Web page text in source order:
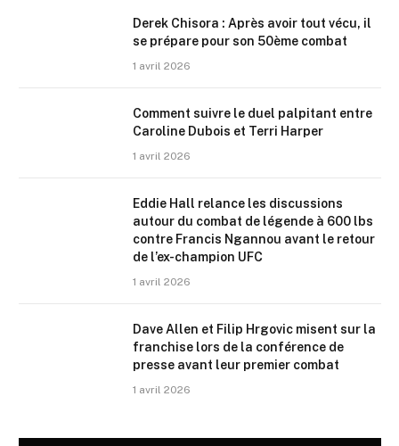
Derek Chisora : Après avoir tout vécu, il
se prépare pour son 50ème combat
1 avril 2026
Comment suivre le duel palpitant entre
Caroline Dubois et Terri Harper
1 avril 2026
Eddie Hall relance les discussions
autour du combat de légende à 600 lbs
contre Francis Ngannou avant le retour
de l’ex-champion UFC
1 avril 2026
Dave Allen et Filip Hrgovic misent sur la
franchise lors de la conférence de
presse avant leur premier combat
1 avril 2026